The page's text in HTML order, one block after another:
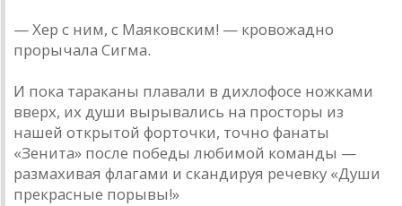
— Хер с ним, с Маяковским! — кровожадно
прорычала Сигма.
И пока тараканы плавали в дихлофосе ножками
вверх, их души вырывались на просторы из
нашей открытой форточки, точно фанаты
«Зенита» после победы любимой команды —
размахивая флагами и скандируя речевку «Души
прекрасные порывы!»